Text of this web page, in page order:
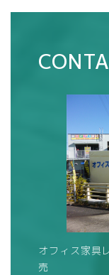
オフィス家具
売